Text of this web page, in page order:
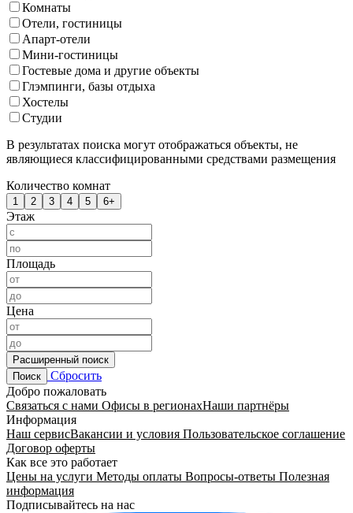
Комнаты
Отели, гостиницы
Апарт-отели
Мини-гостиницы
Гостевые дома и другие объекты
Глэмпинги, базы отдыха
Хостелы
Студии
В результатах поиска могут отображаться объекты, не
являющиеся классифицированными средствами размещения
Количество комнат
1 2 3 4 5 6+
Этаж
Площадь
Цена
Расширенный поиск
Поиск
Сбросить
Добро пожаловать
Связаться с нами Офисы в регионахНаши партнёры
Информация
Наш сервисВакансии и условия Пользовательское соглашение
Договор оферты
Как все это работает
Цены на услуги Методы оплаты Вопросы-ответы Полезная
информация
Подписывайтесь на нас